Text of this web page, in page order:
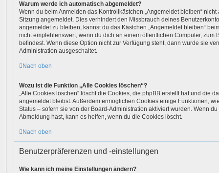
Warum werde ich automatisch abgemeldet?
Wenn du beim Anmelden das Kontrollkästchen „Angemeldet bleiben“
Sitzung angemeldet. Dies verhindert den Missbrauch deines
angemeldet zu bleiben, kannst du das Kästchen „Angemeldet bleiben“
nicht empfehlenswert, wenn du dich an einem öffentlichen Computer, zum
befindest. Wenn diese Option nicht zur Verfügung steht, dann wurde sie
Administration ausgeschaltet.
Nach oben
Wozu ist die Funktion „Alle Cookies löschen“?
„Alle Cookies löschen“ löscht die Cookies, die phpBB erstellt hat und die
angemeldet bleibst. Außerdem ermöglichen Cookies einige Funktionen,
Status – sofern sie von der Board-Administration aktiviert wurden. Wenn
Abmeldung hast, kann es helfen, wenn du die Cookies löscht.
Nach oben
Benutzerpräferenzen und -einstellungen
Wie kann ich meine Einstellungen ändern?